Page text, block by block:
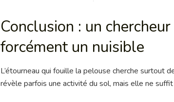
Conclusion : un
forcément un nuisible
L’étourneau qui fouille la pelouse cherche surtout
révèle parfois une activité du sol, mais elle ne